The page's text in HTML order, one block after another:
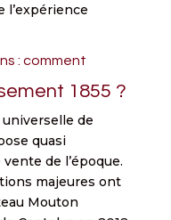
l’expérience
: comment
1855 ?
de
quasi
de l’époque.
majeures ont
Mouton